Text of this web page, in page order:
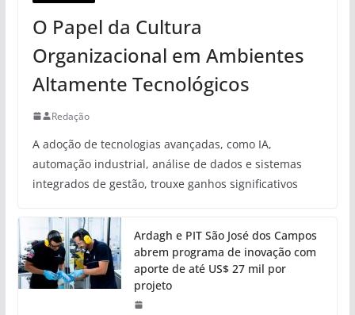
O Papel da Cultura
Organizacional em Ambientes
Altamente Tecnológicos
Redação
A adoção de tecnologias avançadas, como IA,
automação industrial, análise de dados e sistemas
integrados de gestão, trouxe ganhos significativos
Ardagh e PIT São José dos Campos
abrem programa de inovação com
aporte de até US$ 27 mil por
projeto